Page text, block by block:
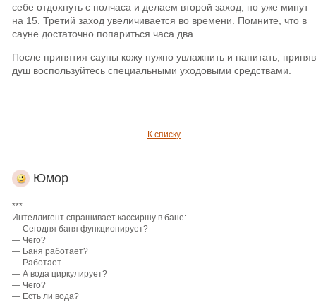
себе отдохнуть с полчаса и делаем второй заход, но уже минут
на 15. Третий заход увеличивается во времени. Помните, что в
сауне достаточно попариться часа два.
После принятия сауны кожу нужно увлажнить и напитать, приняв
душ воспользуйтесь специальными уходовыми средствами.
К списку
Юмор
***
Интеллигент спрашивает кассиршу в бане:
— Сегодня баня функционирует?
— Чего?
— Баня работает?
— Работает.
— А вода циркулирует?
— Чего?
— Есть ли вода?